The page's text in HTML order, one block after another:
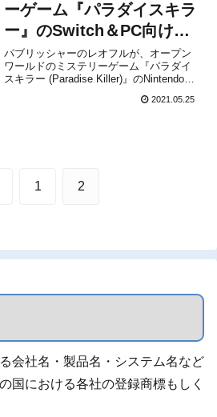
ーゲーム『パラダイスキラ
ー』のSwitch＆PC向け日
本語版が2021年に発売決
定！
パブリッシャーのレオフルが、オープン
ワールドのミステリーゲーム『パラダイ
スキラー (Paradise Killer)』のNintendo
年に発売することを発表しました。以
2021.05.25
1 2
会社名・製品名・システム名など
国における各社の登録商標もしく